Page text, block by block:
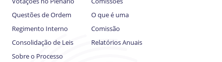
Questões de Ordem
Regimento Interno
Consolidação de Leis
Sobre o Processo
O que é uma
Comissão
Relatórios Anuais